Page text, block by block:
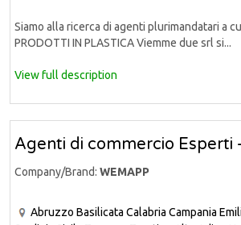
Siamo alla ricerca di agenti plurimandatari a
PRODOTTI IN PLASTICA Viemme due srl si...
View full description
Agenti di commercio Esperti
Company/Brand: WEMAPP
Abruzzo Basilicata Calabria Campania